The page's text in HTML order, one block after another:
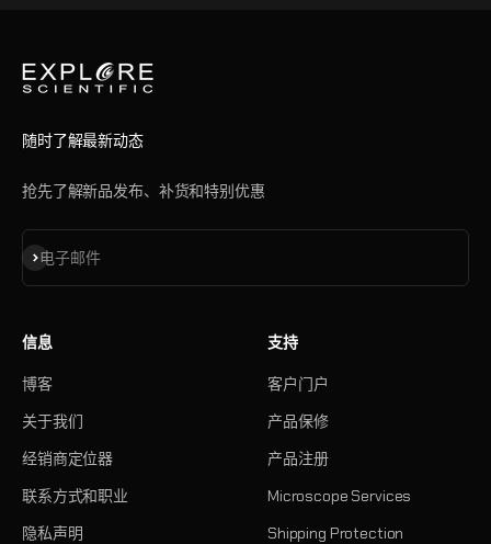
随时了解最新动态
抢先了解新品发布、补货和特别优惠
电子邮件
订阅
信息
博客
关于我们
经销商定位器
联系方式和职业
隐私声明
支持
客户门户
产品保修
产品注册
Microscope Services
Shipping Protection